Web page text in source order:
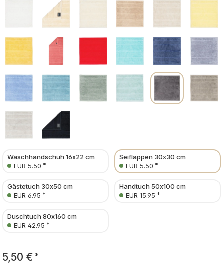
Waschhandschuh 16x22 cm
EUR 5.50 *
Seiflappen 30x30 cm
EUR 5.50 *
Gästetuch 30x50 cm
EUR 6.95 *
Handtuch 50x100 cm
EUR 15.95 *
Duschtuch 80x160 cm
EUR 42.95 *
5,50 € *